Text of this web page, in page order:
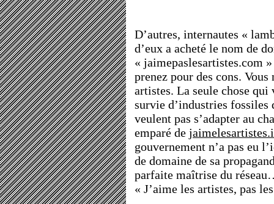
D’autres, internautes «
d’eux a acheté le nom de
« jaimepaslesartistes.com
prenez pour des cons.
artistes. La seule chose qui
survie d’industries fossiles
veulent pas s’adapter au
emparé de
gouvernement n’a pas eu
de domaine de sa
parfaite maîtrise du
« J’aime les artistes, pas